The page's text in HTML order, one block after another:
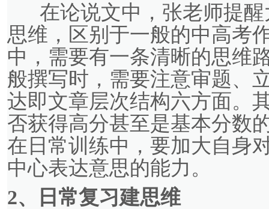
在论说文中，张老师提醒
思维，区别于一般的中高考
中，需要有一条清晰的思维
般撰写时，需要注意审题、
达即文章层次结构六方面
否获得高分甚至是基本分数
在日常训练中，要加大自身
中心表达意思的能力。
2、
日常复习建思维